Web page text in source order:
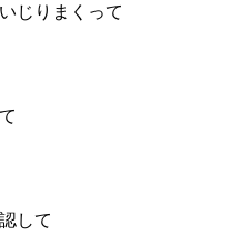
じりまくって
して